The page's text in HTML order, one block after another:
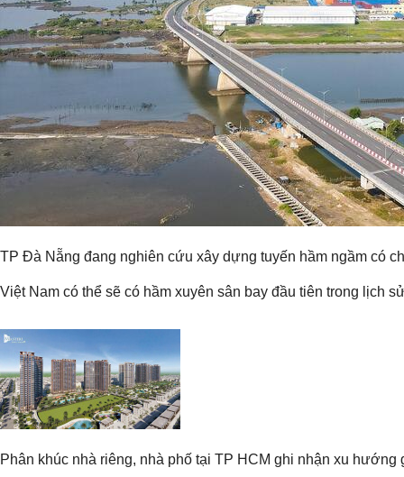
TP Đà Nẵng đang nghiên cứu xây dựng tuyến hầm ngầm có
Việt Nam có thể sẽ có hầm xuyên sân bay đầu tiên trong lịch
Phân khúc nhà riêng, nhà phố tại TP HCM ghi nhận xu